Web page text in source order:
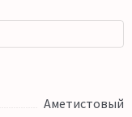
Аметистовый